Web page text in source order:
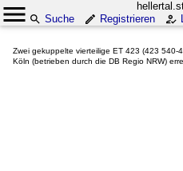
Suche
Registrieren
Zwei gekuppelte vierteilige ET 423 (423 540-
Köln (betrieben durch die DB Regio NRW)